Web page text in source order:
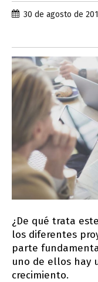
30 de agosto de
¿De qué trata
los diferentes
parte
uno de ellos hay
crecimiento.